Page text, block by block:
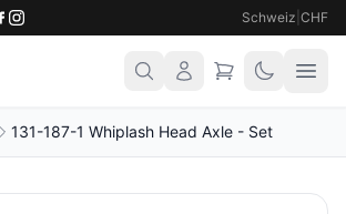
Schweiz CHF
131-187-1 Whiplash Head Axle - Set